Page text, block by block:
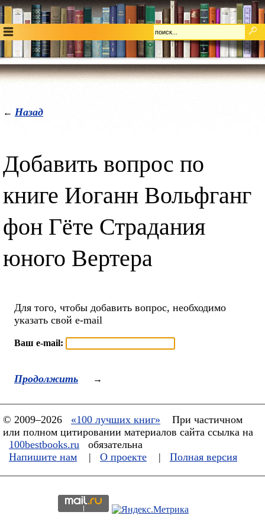
← Назад
Добавить вопрос по
книге Иоганн Вольфганг
фон Гёте Страдания
юного Вертера
Для того, чтобы добавить вопрос, необходимо
указать свой e-mail
Ваш e-mail:
Продолжить →
© 2009–2026 «100 лучших книг»
При частичном
или полном цитировании материалов сайта ссылка на
100bestbooks.ru
обязательна
Напишите нам
| О проекте | Полная версия